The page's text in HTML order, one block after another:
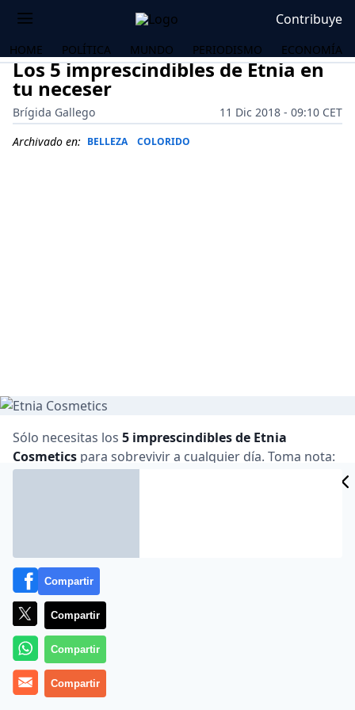
Contribuye
HOME POLÍTICA MUNDO PERIODISMO ECONOMÍA
Los 5 imprescindibles de Etnia en
tu neceser
Brígida Gallego
11 Dic 2018 - 09:10 CET
Archivado en: BELLEZA COLORIDO
Sólo necesitas los 5 imprescindibles de Etnia
Cosmetics para sobrevivir a cualquier día. Toma nota:
un gloss voluminizador (13,90€), un corrector
Brígida Gallego
MÁS EN POR TODO LO ALTO
Compartir
Compartir
Compartir
Compartir